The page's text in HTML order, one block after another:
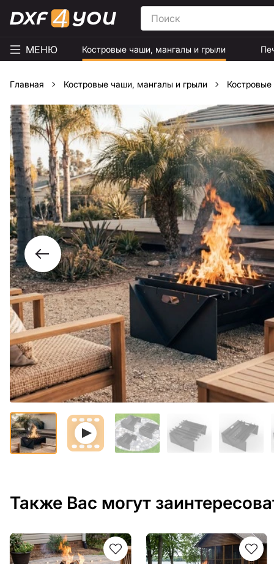
МЕНЮ Костровые чаши, мангалы и грыли
Главная Костровые чаши, мангалы и грыли
Также Вас могут